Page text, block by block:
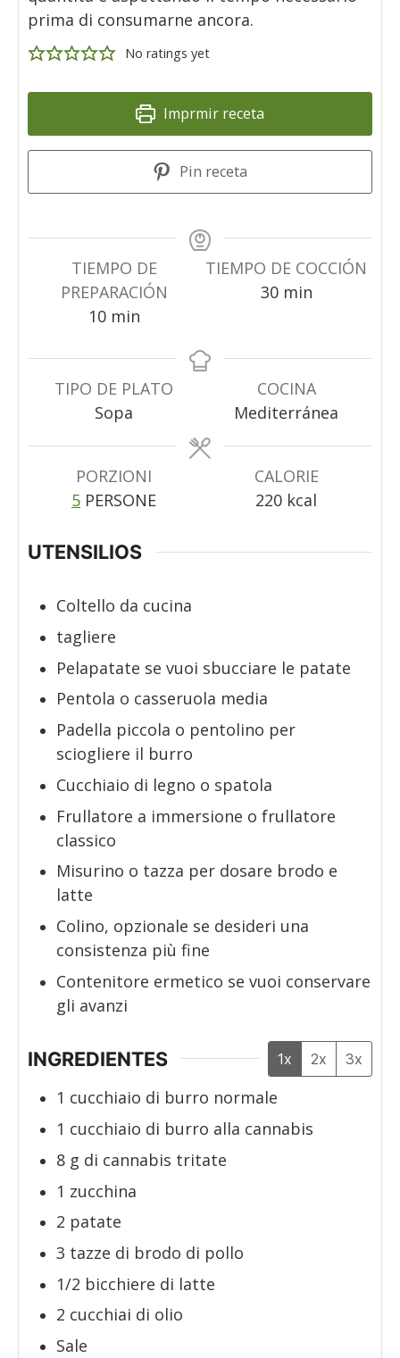
prima di consumarne ancora.
No ratings yet
Imprmir receta
Pin receta
TIEMPO DE
PREPARACIÓN
10minuti
min
TIEMPO DE COCCIÓN
30minuti
min
TIPO DE PLATO
Sopa
COCINA
Mediterránea
PORZIONI
5 PERSONE
CALORIE
220 kcal
UTENSILIOS
Coltello da cucina
tagliere
Pelapatate se vuoi sbucciare le patate
Pentola o casseruola media
Padella piccola o pentolino per
sciogliere il burro
Cucchiaio di legno o spatola
Frullatore a immersione o frullatore
classico
Misurino o tazza per dosare brodo e
latte
Colino, opzionale se desideri una
consistenza più fine
Contenitore ermetico se vuoi conservare
gli avanzi
INGREDIENTES 1x 2x 3x
1 cucchiaio di burro normale
1 cucchiaio di burro alla cannabis
8 g di cannabis tritate
1 zucchina
2 patate
3 tazze di brodo di pollo
1/2 bicchiere di latte
2 cucchiai di olio
Sale